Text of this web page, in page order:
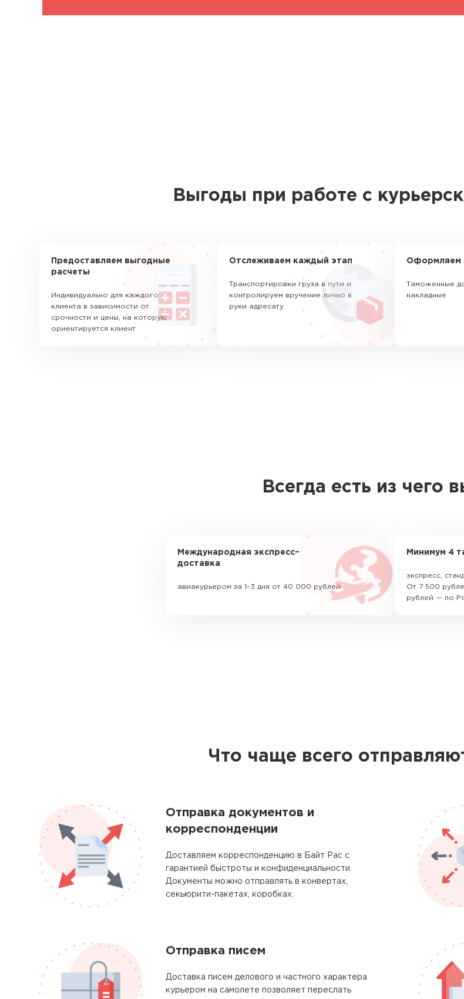
Выгоды при работе с
Предоставляем выгодные
расчеты
Индивидуально для каждого
клиента в зависимости от
срочности и цены, на которую
ориентируется клиент
Отслеживаем каждый этап
Транспортировки груза в пути и
контролируем вручение лично в
руки адресату
Оформляем
Таможенные
накладные
Всегда есть из чего
Международная экспресс–
доставка
авиакурьером за 1–3 дня от 40 000 рублей
Минимум 4
экспресс,
От 7 500
рублей — по
Что чаще всего
Отправка документов и
корреспонденции
Доставляем корреспонденцию в Байт Рас с
гарантией быстроты и конфиденциальности.
Документы можно отправлять в конвертах,
секьюрити-пакетах, коробках.
Отправка писем
Доставка писем делового и частного характера
курьером на самолете позволяет переслать